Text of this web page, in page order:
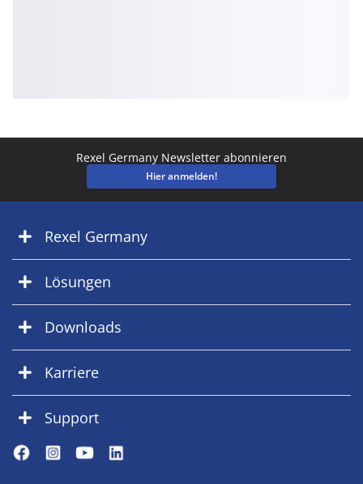
Rexel Germany Newsletter abonnieren
Hier anmelden!
Rexel Germany
Lösungen
Downloads
Karriere
Support